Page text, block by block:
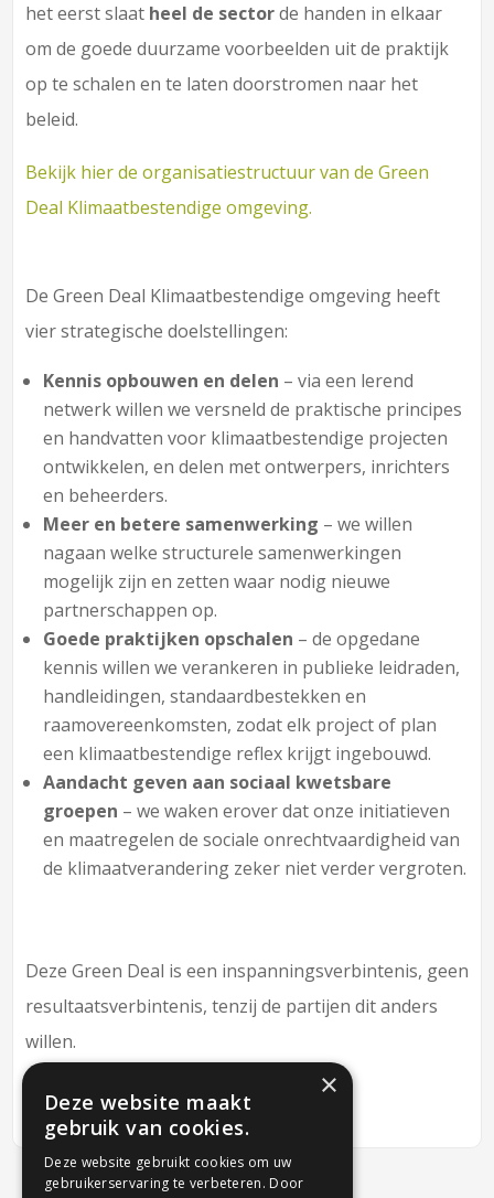
het eerst slaat heel de sectorde handen in elkaar
om de goede duurzame voorbeelden uit de praktijk
op te schalen en te laten doorstromen naar het
beleid.
Bekijk hier de organisatiestructuur van de Green
Deal Klimaatbestendige omgeving.
De Green Deal Klimaatbestendige omgeving heeft
vier strategische doelstellingen:
Kennis opbouwen en delen – via een lerend
netwerk willen we versneld de praktische principes
en handvatten voor klimaatbestendige projecten
ontwikkelen, en delen met ontwerpers, inrichters
en beheerders.
Meer en betere samenwerking – we willen
nagaan welke structurele samenwerkingen
mogelijk zijn en zetten waar nodig nieuwe
partnerschappen op.
Goede praktijken opschalen – de opgedane
kennis willen we verankeren in publieke leidraden,
handleidingen, standaardbestekken en
raamovereenkomsten, zodat elk project of plan
een klimaatbestendige reflex krijgt ingebouwd.
Aandacht geven aan sociaal kwetsbare
groepen – we waken erover dat onze initiatieven
en maatregelen de sociale onrechtvaardigheid van
de klimaatverandering zeker niet verder vergroten.
Deze Green Deal is een inspanningsverbintenis, geen
resultaatsverbintenis, tenzij de partijen dit anders
willen.
×
Deze website maakt
gebruik van cookies.
Deze website gebruikt cookies om uw
gebruikerservaring te verbeteren. Door